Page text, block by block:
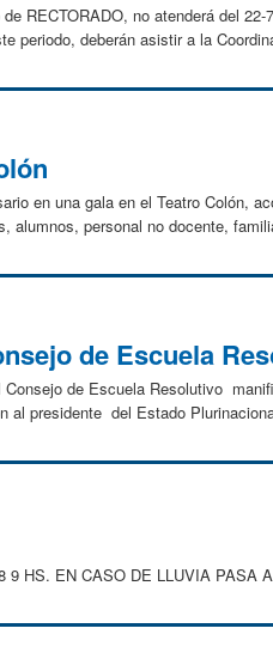
RECTORADO, no atenderá del
periodo, deberán asistir a la
en una gala en el Teatro Colón,
alumnos, personal no docente,
de Escuela
de Escuela Resolutivo
al presidente del Estado
9 HS. EN CASO DE LLUVIA PASA